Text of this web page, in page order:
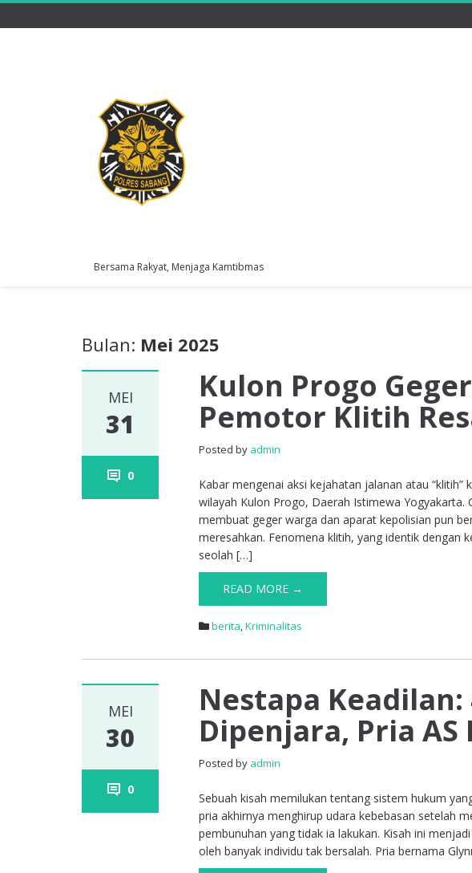
Bersama Rakyat, Menjaga Kamtibmas
Bulan: Mei 2025
MEI
31
0
Kulon Progo
Pemotor Klitih
Posted by admin
Kabar mengenai aksi kejahatan jalanan atau
wilayah Kulon Progo, Daerah Istimewa
membuat geger warga dan aparat kepolisian pun
meresahkan. Fenomena klitih, yang identik dengan
seolah […]
READ MORE →
berita,Kriminalitas
MEI
30
0
Nestapa Keadilan:
Dipenjara, Pria
Posted by admin
Sebuah kisah memilukan tentang sistem hukum
pria akhirnya menghirup udara kebebasan setelah
pembunuhan yang tidak ia lakukan. Kisah ini
oleh banyak individu tak bersalah. Pria bernama